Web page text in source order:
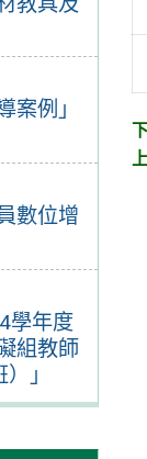
案例」
數位增
學年度
組教師
」